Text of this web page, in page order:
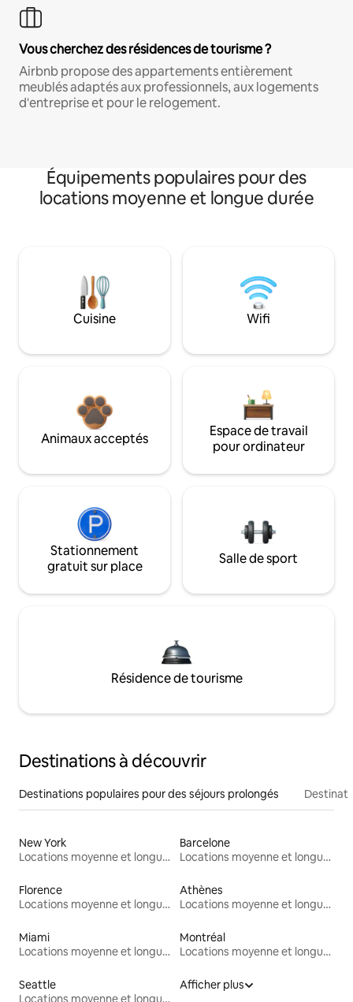
Vous cherchez des résidences de tourisme ?
Airbnb propose des appartements entièrement
meublés adaptés aux professionnels, aux logements
d'entreprise et pour le relogement.
Équipements populaires pour des
locations moyenne et longue durée
Cuisine Wifi
Animaux acceptés
Espace de travail
pour ordinateur
Stationnement
gratuit sur place
Salle de sport
Résidence de tourisme
Destinations à découvrir
Destinations populaires pour des séjours prolongés
New York
Locations moyenne et longue durée
Barcelone
Locations moyenne et longue durée
Florence
Locations moyenne et longue durée
Athènes
Locations moyenne et longue durée
Miami
Locations moyenne et longue durée
Montréal
Locations moyenne et longue durée
Seattle
Locations moyenne et longue durée
Afficher plus